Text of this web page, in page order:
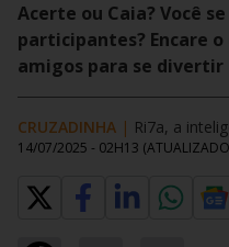
Acerte ou Caia? Você
participantes? Encare
amigos para se divertir
CRUZADINHA | Ri7a, a
14/07/2025 - 02H13